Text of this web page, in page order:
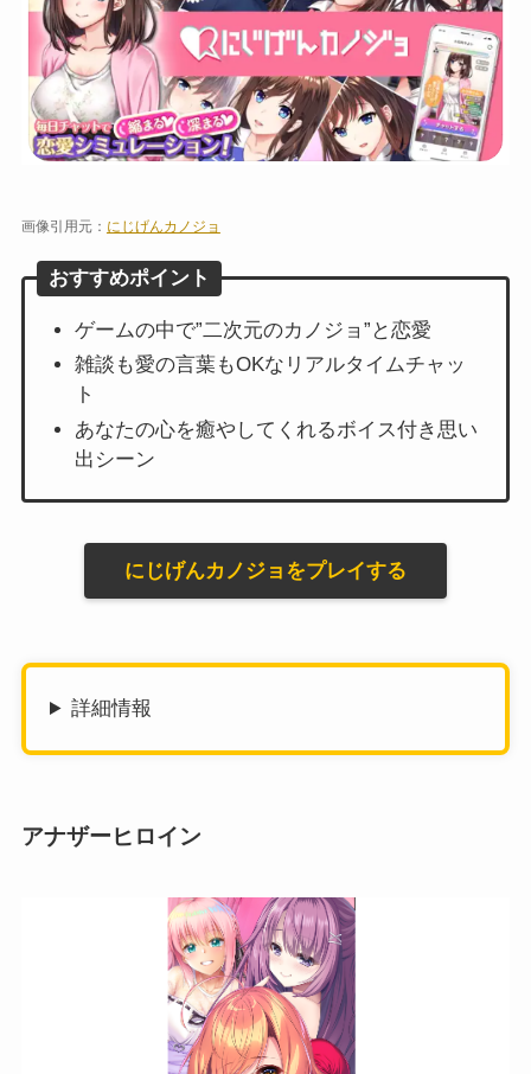
画像引用元： にじげんカノジョ
おすすめポイント
ゲームの中で”二次元のカノジョ”と恋愛
雑談も愛の言葉もOKなリアルタイムチャッ
ト
あなたの心を癒やしてくれるボイス付き思い
出シーン
にじげんカノジョをプレイする
詳細情報
アナザーヒロイン